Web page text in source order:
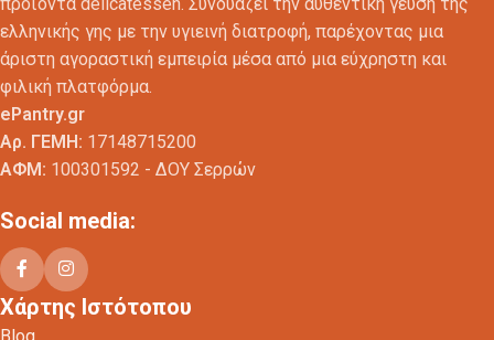
ελληνικής γης με την υγιεινή διατροφή, παρέχοντας μια
άριστη αγοραστική εμπειρία μέσα από μια εύχρηστη και
φιλική πλατφόρμα.
ePantry.gr
Αρ. ΓΕΜΗ: 17148715200
ΑΦΜ: 100301592 - ΔΟΥ Σερρών
Social media:
Χάρτης Ιστότοπου
Blog